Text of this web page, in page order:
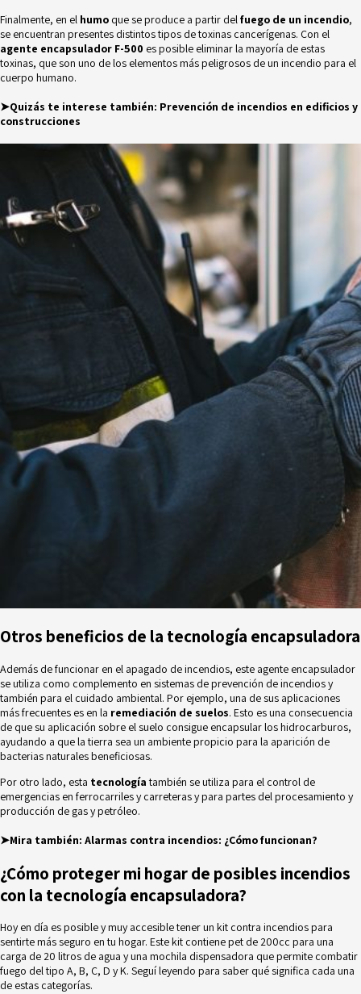
Finalmente, en el humo que se produce a partir delfuego de un incendio,
se encuentran presentes distintos tipos de toxinas cancerígenas. Con el
agente encapsulador F-500 es posible eliminar la mayoría de estas
toxinas, que son uno de los elementos más peligrosos de un incendio para el
cuerpo humano.
➤Quizás te interese también: Prevención de incendios en edificios y
construcciones
Otros beneficios de la tecnología encapsuladora
Además de funcionar en el apagado de incendios, este agente encapsulador
se utiliza como complemento en sistemas de prevención de incendiosy
también para el cuidado ambiental. Por ejemplo, una de sus aplicaciones
más frecuentes es en la remediación de suelos. Esto es una consecuencia
de que su aplicación sobre el suelo consigue encapsular los hidrocarburos,
ayudando a que la tierra sea un ambiente propicio para la aparición de
bacterias naturales beneficiosas.
Por otro lado, esta tecnologíatambién se utiliza para el control de
emergencias en ferrocarriles y carreteras y para partes del procesamiento y
producción de gas y petróleo.
➤Mira también: Alarmas contra incendios: ¿Cómo funcionan?
¿Cómo proteger mi hogar de posibles incendios
con la tecnología encapsuladora?
Hoy en día es posible y muy accesible tener un kit contra incendiospara
sentirte más seguro en tu hogar. Este kit contiene pet de 200cc para una
carga de 20 litros de agua y una mochila dispensadora que permite combatir
fuego del tipo A, B, C, D y K. Seguí leyendo para saber qué significa cada una
de estas categorías.